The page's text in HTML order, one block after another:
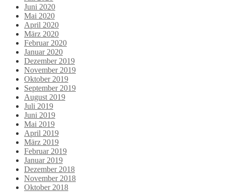
Juni 2020
Mai 2020
April 2020
März 2020
Februar 2020
Januar 2020
Dezember 2019
November 2019
Oktober 2019
September 2019
August 2019
Juli 2019
Juni 2019
Mai 2019
April 2019
März 2019
Februar 2019
Januar 2019
Dezember 2018
November 2018
Oktober 2018